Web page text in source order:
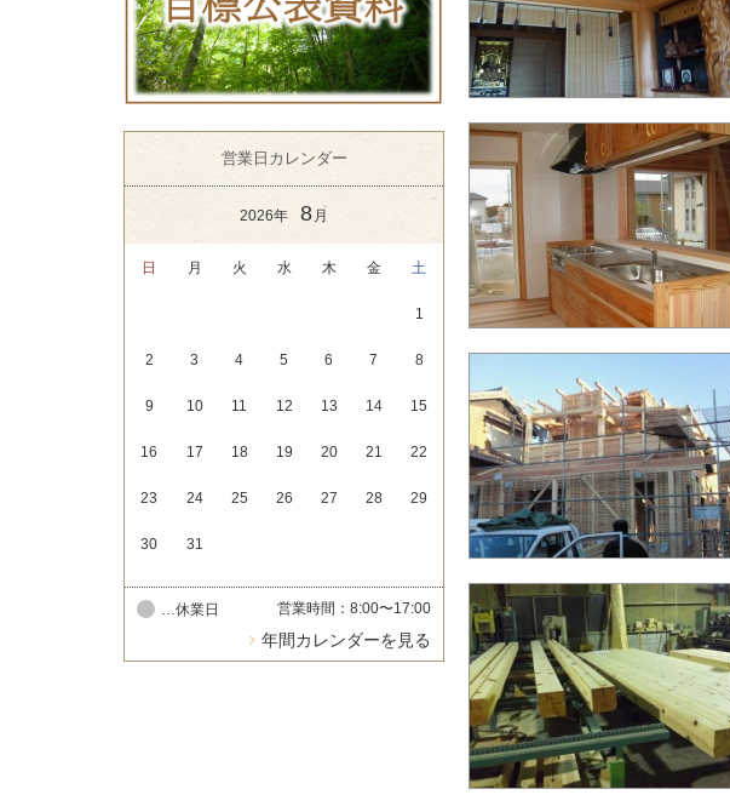
営業日カレンダー
2026年 8 月
日 月 火 水 木 金 土
1
2 3 4 5 6 7 8
9 10 11 12 13 14 15
16 17 18 19 20 21 22
23 24 25 26 27 28 29
30 31
…休業日
営業時間：8:00〜17:00
年間カレンダーを見る